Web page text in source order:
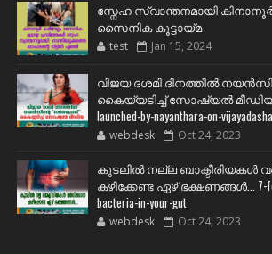
സ്നേഹ സ്വാന്തനമായി കിനാനൂർ
സൈനിക കൂട്ടായ്മ
test Jan 15, 2024
വിജയ ദശമി ദിനത്തില്‍
കൈയ്യടിച്ച് സോഷ്യല്‍ മീഡിയ
launched-by-nayanthara-on-
webdesk Oct 24, 2023
കുടലിൽ നല്ല ബാക്ടീരിയകൾ
കഴിക്കേണ്ട ഏഴ് ഭക്ഷണങ്ങള്‍... 7-
bacteria-in-your-gut
webdesk Oct 24, 2023